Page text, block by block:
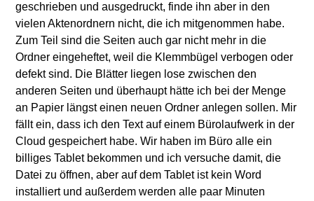
geschrieben und ausgedruckt, finde ihn aber in den
vielen Aktenordnern nicht, die ich mitgenommen habe.
Zum Teil sind die Seiten auch gar nicht mehr in die
Ordner eingeheftet, weil die Klemmbügel verbogen oder
defekt sind. Die Blätter liegen lose zwischen den
anderen Seiten und überhaupt hätte ich bei der Menge
an Papier längst einen neuen Ordner anlegen sollen. Mir
fällt ein, dass ich den Text auf einem Bürolaufwerk in der
Cloud gespeichert habe. Wir haben im Büro alle ein
billiges Tablet bekommen und ich versuche damit, die
Datei zu öffnen, aber auf dem Tablet ist kein Word
installiert und außerdem werden alle paar Minuten